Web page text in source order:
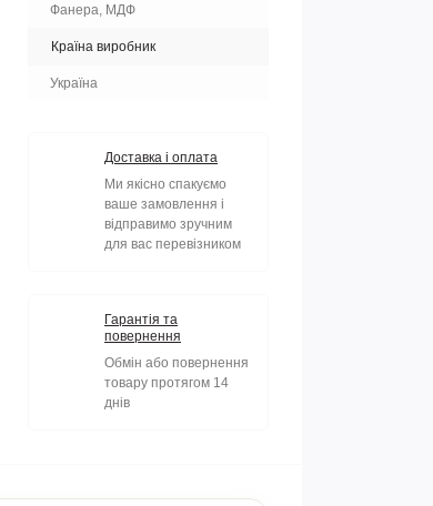
Фанера, МДФ
Країна виробник
Україна
Доставка і оплата
Ми якісно спакуємо
ваше замовлення і
відправимо зручним
для вас перевізником
Гарантія та
повернення
Обмін або повернення
товару протягом 14
днів